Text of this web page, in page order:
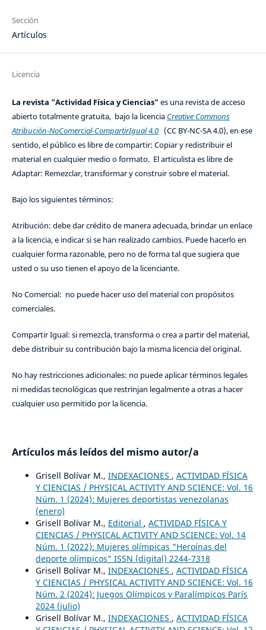
Sección
Artículos
Licencia
La revista "Actividad Física y Ciencias" es una revista de acceso
abierto totalmente gratuita, bajo la licencia Creative Commons
Atribución-NoComercial-CompartirIgual 4.0(CC BY-NC-SA 4.0), en ese
sentido, el público es libre de compartir: Copiar y redistribuir el
material en cualquier medio o formato. El articulista es libre de
Adaptar: Remezclar, transformar y construir sobre el material.
Bajo los siguientes términos:
Atribución: debe dar crédito de manera adecuada, brindar un enlace
a la licencia, e indicar si se han realizado cambios. Puede hacerlo en
cualquier forma razonable, pero no de forma tal que sugiera que
usted o su uso tienen el apoyo de la licenciante.
No Comercial: no puede hacer uso del material con propósitos
comerciales.
Compartir Igual: si remezcla, transforma o crea a partir del material,
debe distribuir su contribución bajo la misma licencia del original.
No hay restricciones adicionales: no puede aplicar términos legales
ni medidas tecnológicas que restrinjan legalmente a otras a hacer
cualquier uso permitido por la licencia.
Artículos más leídos del mismo autor/a
Grisell Bolívar M., INDEXACIONES , ACTIVIDAD FÍSICA
Y CIENCIAS / PHYSICAL ACTIVITY AND SCIENCE: Vol. 16
Núm. 1 (2024): Mujeres deportistas venezolanas
(enero)
Grisell Bolívar M., Editorial , ACTIVIDAD FÍSICA Y
CIENCIAS / PHYSICAL ACTIVITY AND SCIENCE: Vol. 14
Núm. 1 (2022): Mujeres olímpicas "Heroínas del
deporte olímpicos" ISSN (digital) 2244-7318
Grisell Bolívar M., INDEXACIONES , ACTIVIDAD FÍSICA
Y CIENCIAS / PHYSICAL ACTIVITY AND SCIENCE: Vol. 16
Núm. 2 (2024): Juegos Olímpicos y Paralímpicos París
2024 (julio)
Grisell Bolívar M., INDEXACIONES , ACTIVIDAD FÍSICA